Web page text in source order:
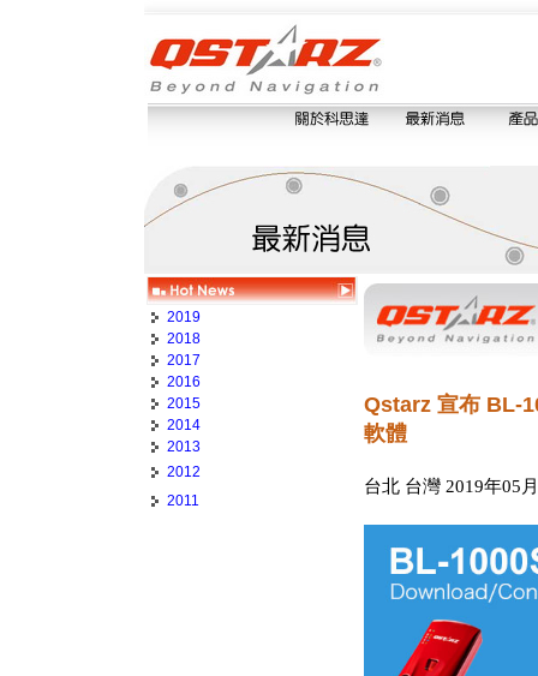
2019
2018
2017
2016
2015
2014
2013
2012
2011
Qstarz 宣布 BL-
軟體
台北 台灣 2019年05